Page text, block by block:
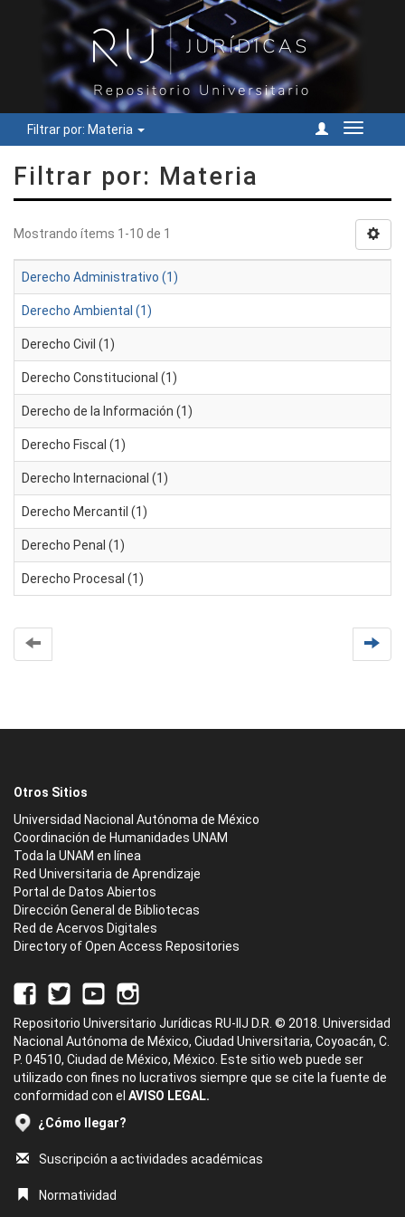
Filtrar por: Materia
Cambiar
Filtrar por: Materia
Mostrando ítems 1-10 de 1
Derecho Administrativo (1)
Derecho Ambiental (1)
Derecho Civil (1)
Derecho Constitucional (1)
Derecho de la Información (1)
Derecho Fiscal (1)
Derecho Internacional (1)
Derecho Mercantil (1)
Derecho Penal (1)
Derecho Procesal (1)
Otros Sitios
Universidad Nacional Autónoma de México
Coordinación de Humanidades UNAM
Toda la UNAM en línea
Red Universitaria de Aprendizaje
Portal de Datos Abiertos
Dirección General de Bibliotecas
Red de Acervos Digitales
Directory of Open Access Repositories
Repositorio Universitario Jurídicas RU-IIJ D.R. © 2018. Universidad
Nacional Autónoma de México, Ciudad Universitaria, Coyoacán, C.
P. 04510, Ciudad de México, México. Este sitio web puede ser
utilizado con fines no lucrativos siempre que se cite la fuente de
conformidad con el AVISO LEGAL.
¿Cómo llegar?
Suscripción a actividades académicas
Normatividad